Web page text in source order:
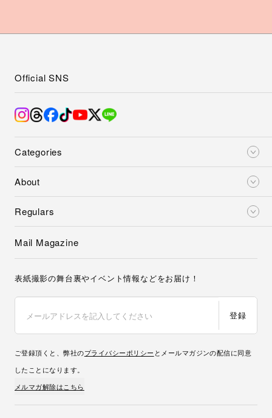
Categories
About
Regulars
Official SNS
Mail Magazine
表紙撮影の舞台裏やイベント情報などをお届け！
登録
ご登録頂くと、弊社のプライバシーポリシー とメールマガジンの配信に同意
したことになります。
メルマガ解除はこちら